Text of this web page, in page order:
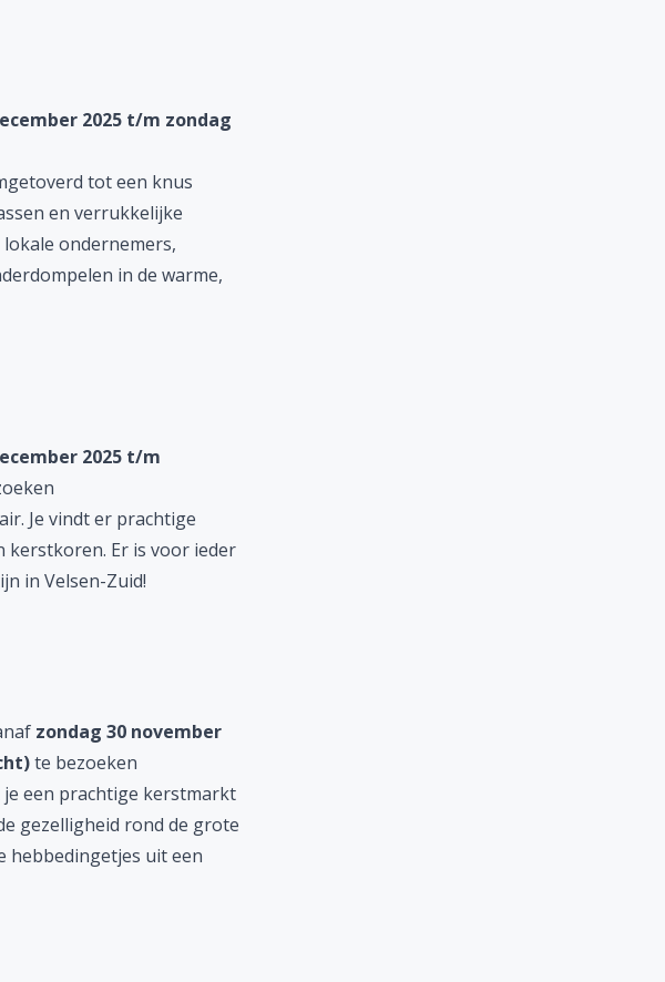
2025 t/m zondag
tot een knus
en verrukkelijke
ondernemers,
in de warme,
2025 t/m
Je vindt er prachtige
kerstkoren. Er is voor ieder
in Velsen-Zuid!
zondag 30 november
te bezoeken
een prachtige kerstmarkt
gezelligheid rond de grote
hebbedingetjes uit een